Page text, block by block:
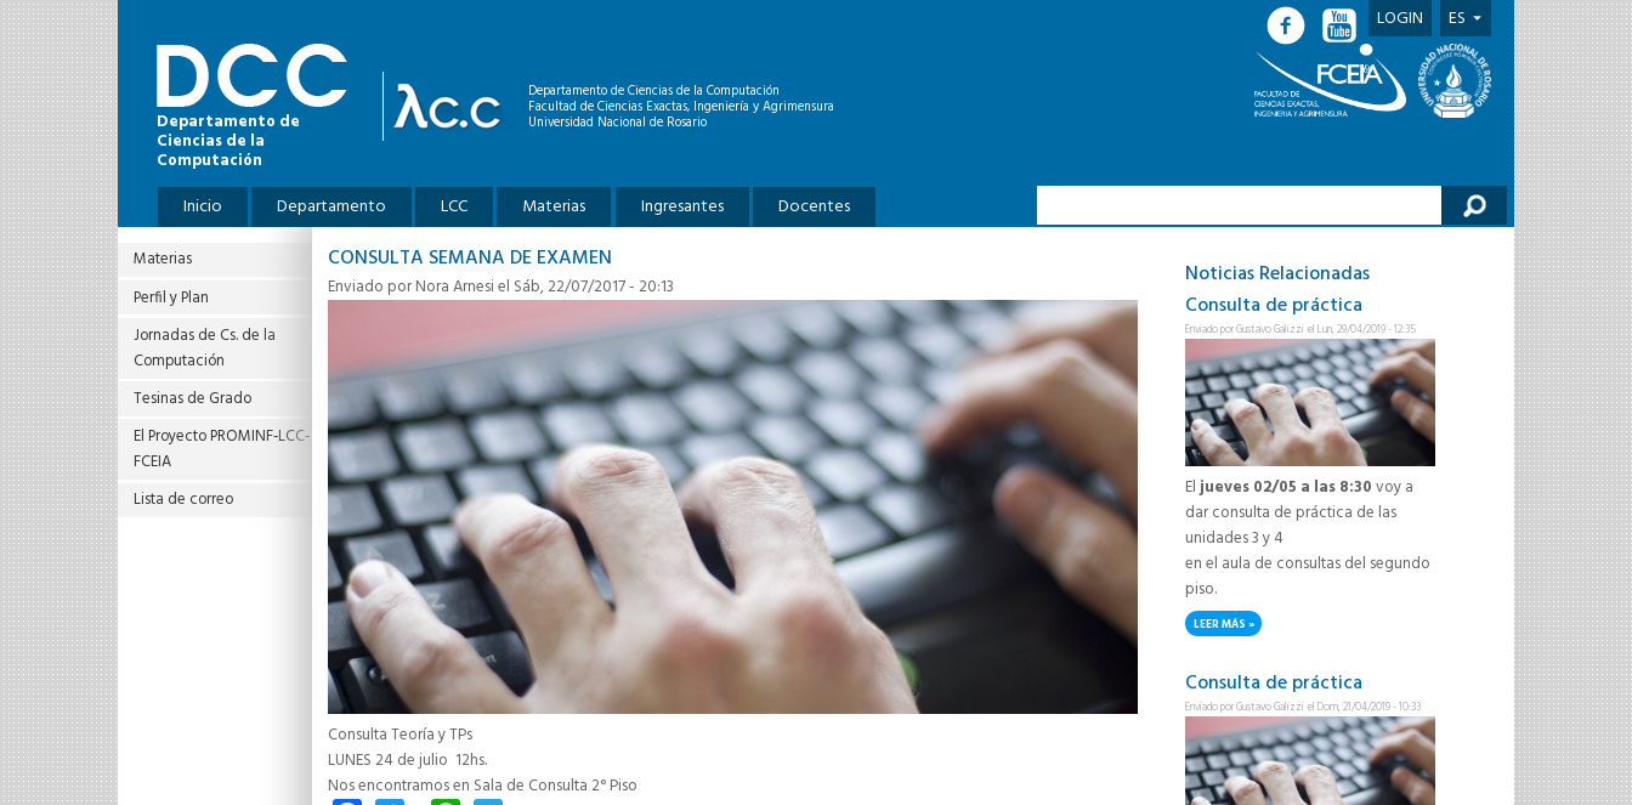
Pasar al contenido principal
Departamento de
Ciencias de la
Computación
Departamento de Ciencias de la Computación
Facultad de Ciencias Exactas, Ingeniería y Agrimensura
Universidad Nacional de Rosario
Menú principal
Inicio Departamento LCC Materias Ingresantes Docentes
LOGIN ES
Materias
Perfil y Plan
Jornadas de Cs. de la
Computación
Tesinas de Grado
El Proyecto PROMINF‐LCC‐
FCEIA
Lista de correo
CONSULTA SEMANA DE EXAMEN
Enviado porNora Arnesiel Sáb, 22/07/2017 - 20:13
Consulta Teoría y TPs
LUNES 24 de julio 12hs.
Nos encontramos en Sala de Consulta 2° Piso
Noticias Relacionadas
Consulta de práctica
Enviado porGustavo Galizzi el Lun, 29/04/2019 - 12:35
Eljueves 02/05 a las 8:30voy a
dar consulta de práctica de las
unidades 3 y 4
en el aula de consultas del segundo
piso.
LEER MÁS SOBRE CONSULTA DE PRÁCTICA
Consulta de práctica
Enviado porGustavo Galizzi el Dom, 21/04/2019 - 10:33